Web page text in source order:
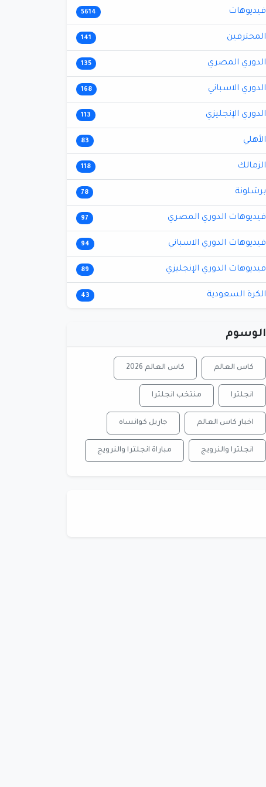
فيديوهات 5614
المحترفين 141
الدوري المصري 135
الدوري الاسباني 168
الدوري الإنجليزي 113
الأهلي 83
الزمالك 118
برشلونة 78
فيديوهات الدوري المصري 97
فيديوهات الدوري الاسباني 94
فيديوهات الدوري الإنجليزي 89
الكرة السعودية 43
الوسوم
كاس العالم كاس العالم 2026
انجلترا منتخب انجلترا
اخبار كاس العالم جاريل كوانساه
انجلترا والنرويج مباراة انجلترا والنرويج